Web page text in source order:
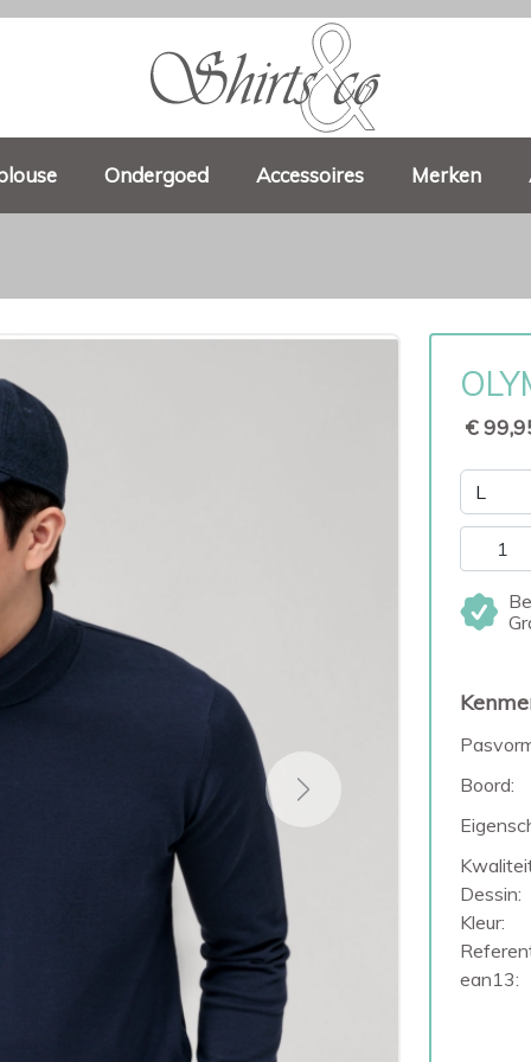
Ondergoed Accessoires Merken
Next
€
Boord:
Dessin:
Kleur:
ean13: